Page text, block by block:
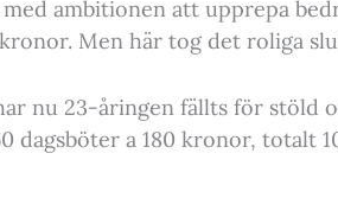
ambitionen att upprepa
Men här tog det roliga
nu 23-åringen fällts för stöld
dagsböter a 180 kronor, totalt